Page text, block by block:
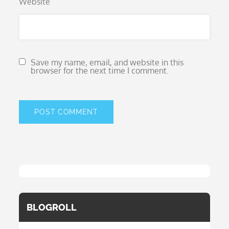
Save my name, email, and website in this
browser for the next time I comment.
BLOGROLL